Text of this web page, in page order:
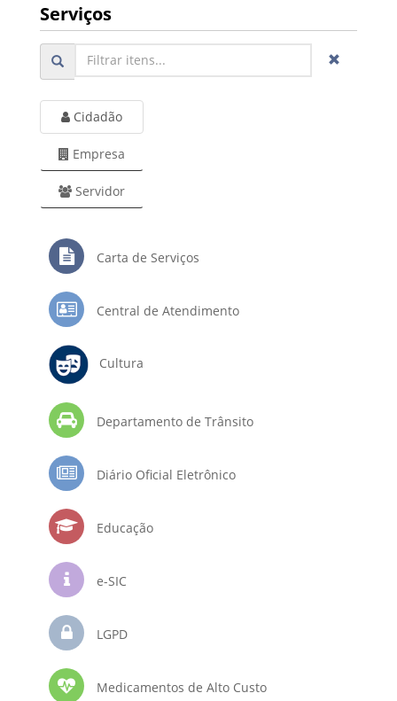
Serviços
Cidadão
Empresa
Servidor
Carta de Serviços
Central de Atendimento
Cultura
Departamento de Trânsito
Diário Oficial Eletrônico
Educação
e-SIC
LGPD
Medicamentos de Alto Custo